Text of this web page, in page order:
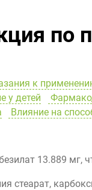
по
к
у детей
Влияние на
13.889 мг,
стеарат,